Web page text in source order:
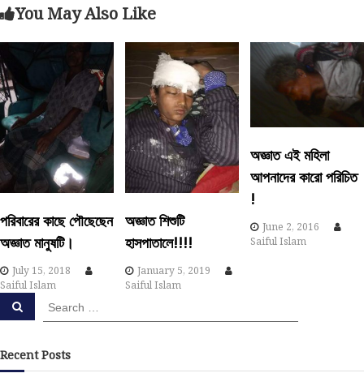
t
n
a
v
i
g
a
t
i
o
You May Also Like
পরিবারের কাছে পৌছেছেন
অজ্ঞাত মানুষটি।
July 15, 2018
Saiful Islam
অজ্ঞাত শিশুটি
হাসপাতালে!!!!
January 5, 2019
Saiful Islam
অজ্ঞাত এই মহিলা
আপনাদের কারো পরিচিত
!
June 2, 2016
Saiful Islam
e
r
c
S
h
Recent Posts